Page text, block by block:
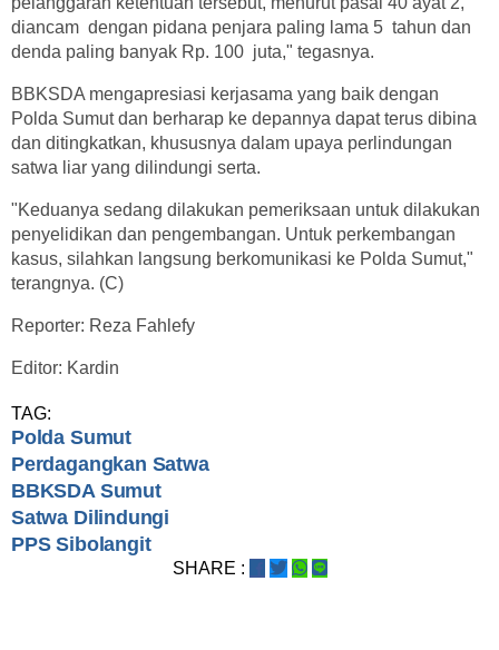
diancam dengan pidana penjara paling lama 5 tahun dan
denda paling banyak Rp. 100 juta," tegasnya.
BBKSDA mengapresiasi kerjasama yang baik dengan
Polda Sumut dan berharap ke depannya dapat terus dibina
dan ditingkatkan, khususnya dalam upaya perlindungan
satwa liar yang dilindungi serta.
"Keduanya sedang dilakukan pemeriksaan untuk dilakukan
penyelidikan dan pengembangan. Untuk perkembangan
kasus, silahkan langsung berkomunikasi ke Polda Sumut,"
terangnya. (C)
Reporter: Reza Fahlefy
Editor: Kardin
TAG:
Polda Sumut
Perdagangkan Satwa
BBKSDA Sumut
Satwa Dilindungi
PPS Sibolangit
SHARE :